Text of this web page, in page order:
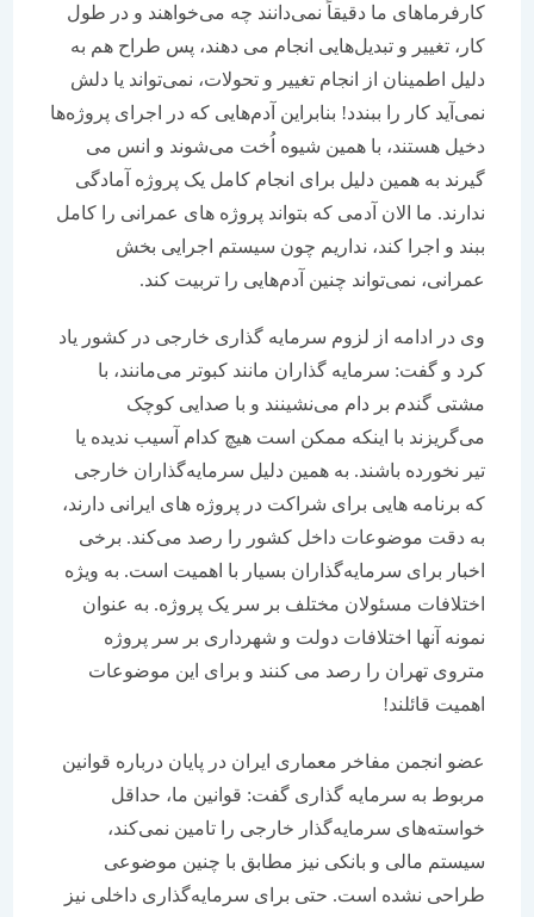
کارفرماهای ما دقیقاً نمی‌دانند چه می‌خواهند و در طول
کار، تغییر و تبدیل‌هایی انجام می ‌دهند، پس طراح هم به
دلیل اطمینان از انجام تغییر و تحولات، نمی‌تواند یا دلش
نمی‌آید کار را ببندد! بنابراین ‌آدم‌هایی که در اجرای پروژه‌ها
دخیل هستند، با همین شیوه اُخت می‌شوند و انس می
‌گیرند به همین دلیل برای انجام کامل یک پروژه آمادگی
ندارند. ما الان آدمی که بتواند پروژه ‌های عمرانی را کامل
ببند و اجرا کند، نداریم چون سیستم اجرایی بخش
عمرانی، نمی‌تواند چنین آدم‌هایی را تربیت کند.
وی در ادامه از لزوم سرمایه گذاری خارجی در کشور یاد
کرد و گفت: سرمایه ‌گذاران مانند کبوتر می‌مانند، با
مشتی گندم بر دام می‌نشینند و با صدایی کوچک
می‌گریزند با اینکه ممکن است هیچ کدام آسیب ندیده یا
تیر نخورده باشند. به همین دلیل سرمایه‌گذاران خارجی
که برنامه ‌هایی برای شراکت در پروژه ‌های ایرانی دارند،
به دقت موضوعات داخل کشور را رصد می‌کند. برخی
اخبار برای سرمایه‌گذاران بسیار با اهمیت است. به ویژه
اختلافات مسئولان مختلف بر سر یک پروژه. به عنوان
نمونه آنها اختلافات دولت و شهرداری بر سر پروژه
متروی تهران را رصد می ‌کنند و برای این موضوعات
اهمیت قائلند!
عضو انجمن مفاخر معماری ایران در پایان درباره قوانین
مربوط به سرمایه گذاری گفت: قوانین ما، حداقل
خواسته‌های سرمایه‌گذار خارجی را تامین نمی‌کند،
سیستم مالی و بانکی نیز مطابق با چنین موضوعی
طراحی نشده است. حتی برای سرمایه‌گذاری داخلی نیز